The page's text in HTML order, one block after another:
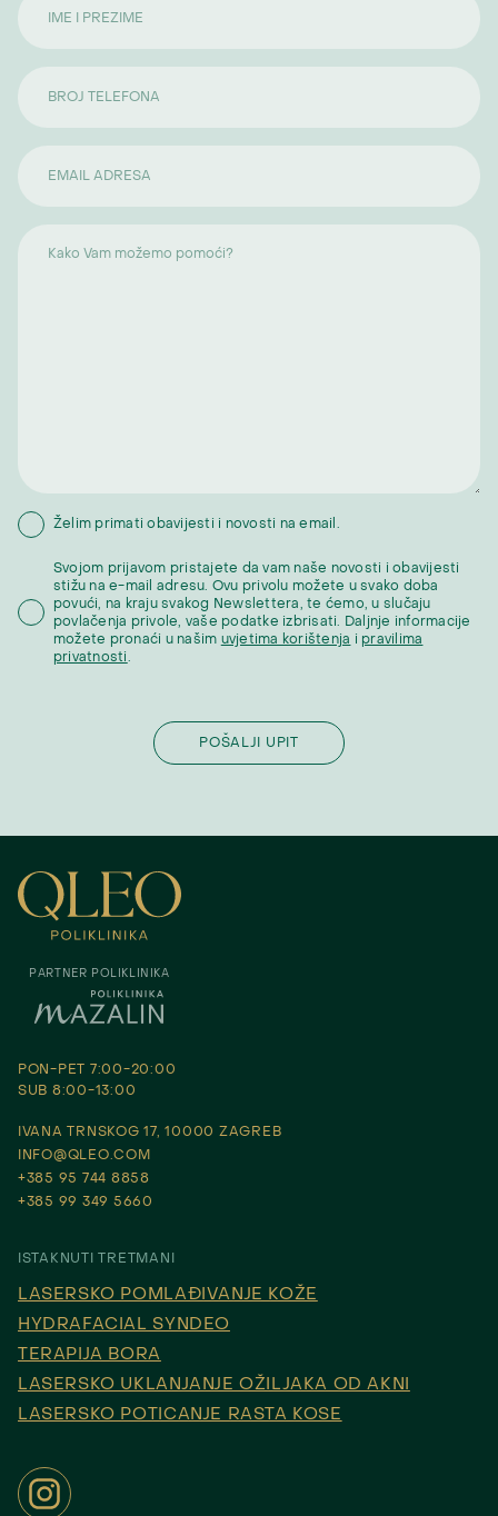
Želim primati obavijesti i novosti na email.
Svojom prijavom pristajete da vam naše novosti i obavijesti
stižu na e-mail adresu. Ovu privolu možete u svako doba
povući, na kraju svakog Newslettera, te ćemo, u slučaju
povlačenja privole, vaše podatke izbrisati. Daljnje informacije
možete pronaći u našim uvjetima korištenja i pravilima
privatnosti.
PARTNER POLIKLINIKA
PON-PET 7:00-20:00
SUB 8:00-13:00
IVANA TRNSKOG 17, 10000 ZAGREB
INFO@QLEO.COM
+385 95 744 8858
+385 99 349 5660
ISTAKNUTI TRETMANI
LASERSKO POMLAĐIVANJE KOŽE
HYDRAFACIAL SYNDEO
TERAPIJA BORA
LASERSKO UKLANJANJE OŽILJAKA OD AKNI
LASERSKO POTICANJE RASTA KOSE